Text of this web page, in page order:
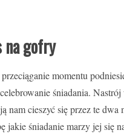
na gofry
momentu
śniadania.
cieszyć się przez te dwa
śniadanie marzy jej się